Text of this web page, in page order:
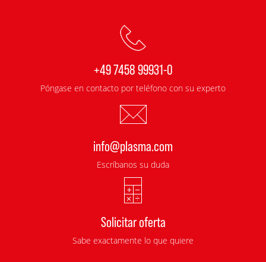
+49 7458 99931-0
Póngase en contacto por teléfono con su experto
info@plasma.com
Escríbanos su duda
Solicitar oferta
Sabe exactamente lo que quiere